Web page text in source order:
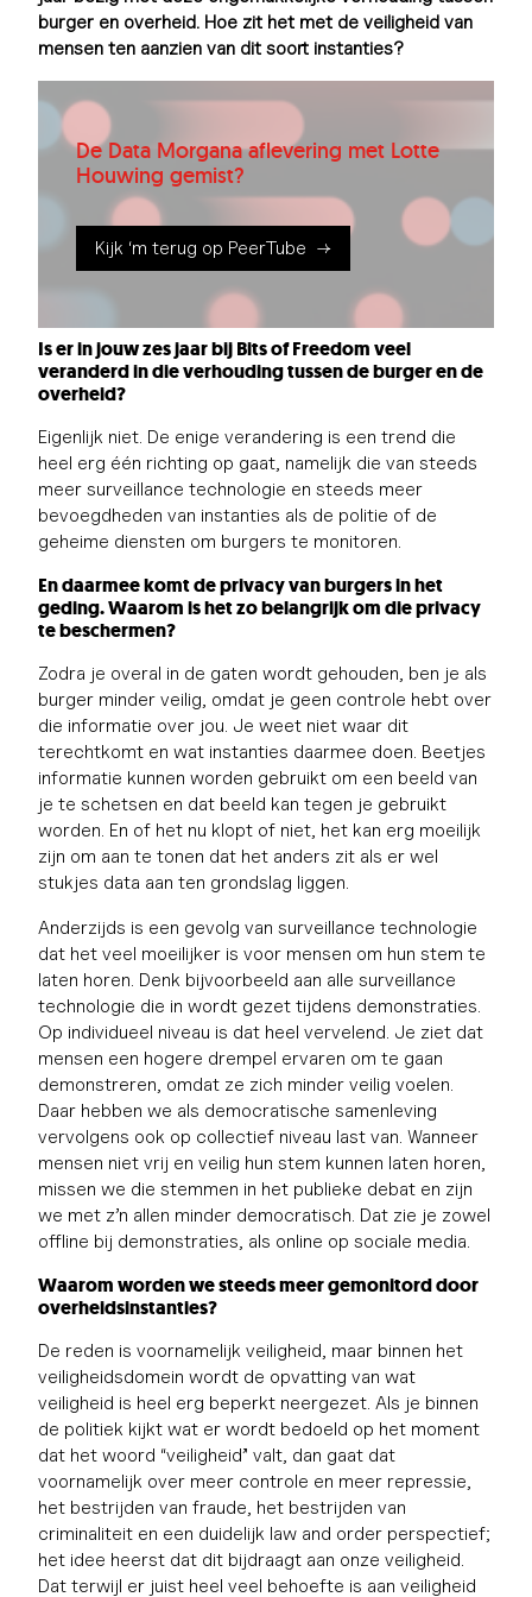
burger en overheid. Hoe zit het met de veiligheid van
mensen ten aanzien van dit soort instanties?
De Data Morgana aflevering met Lotte
Houwing gemist?
Kijk ‘m terug op PeerTube
Is er in jouw zes jaar bij Bits of Freedom veel
veranderd in die verhouding tussen de burger en de
overheid?
Eigenlijk niet. De enige verandering is een trend die
heel erg één richting op gaat, namelijk die van steeds
meer surveillance technologie en steeds meer
bevoegdheden van instanties als de politie of de
geheime diensten om burgers te monitoren.
En daarmee komt de privacy van burgers in het
geding. Waarom is het zo belangrijk om die privacy
te beschermen?
Zodra je overal in de gaten wordt gehouden, ben je als
burger minder veilig, omdat je geen controle hebt over
die informatie over jou. Je weet niet waar dit
terechtkomt en wat instanties daarmee doen. Beetjes
informatie kunnen worden gebruikt om een beeld van
je te schetsen en dat beeld kan tegen je gebruikt
worden. En of het nu klopt of niet, het kan erg moeilijk
zijn om aan te tonen dat het anders zit als er wel
stukjes data aan ten grondslag liggen.
Anderzijds is een gevolg van surveillance technologie
dat het veel moeilijker is voor mensen om hun stem te
laten horen. Denk bijvoorbeeld aan alle surveillance
technologie die in wordt gezet tijdens demonstraties.
Op individueel niveau is dat heel vervelend. Je ziet dat
mensen een hogere drempel ervaren om te gaan
demonstreren, omdat ze zich minder veilig voelen.
Daar hebben we als democratische samenleving
vervolgens ook op collectief niveau last van. Wanneer
mensen niet vrij en veilig hun stem kunnen laten horen,
missen we die stemmen in het publieke debat en zijn
we met z’n allen minder democratisch. Dat zie je zowel
offline bij demonstraties, als online op sociale media.
Waarom worden we steeds meer gemonitord door
overheidsinstanties?
De reden is voornamelijk veiligheid, maar binnen het
veiligheidsdomein wordt de opvatting van wat
veiligheid is heel erg beperkt neergezet. Als je binnen
de politiek kijkt wat er wordt bedoeld op het moment
dat het woord “veiligheid” valt, dan gaat dat
voornamelijk over meer controle en meer repressie,
het bestrijden van fraude, het bestrijden van
criminaliteit en een duidelijk law and order perspectief;
het idee heerst dat dit bijdraagt aan onze veiligheid.
Dat terwijl er juist heel veel behoefte is aan veiligheid